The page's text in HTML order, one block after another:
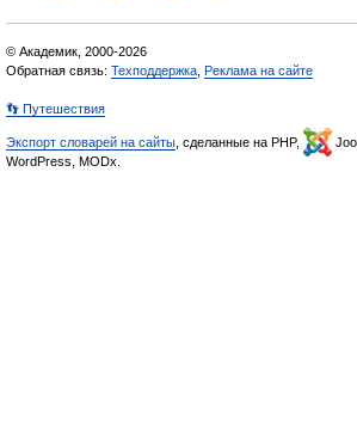
© Академик, 2000-2026
Обратная связь: Техподдержка Реклама на сайте
👣 Путешествия
Экспорт словарей на сайты , сделанные на PHP,
WordPress, MODx.